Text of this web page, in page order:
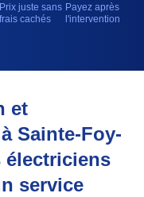
Prix juste sans
frais cachés
Payez après
l'intervention
et
Sainte-Foy-
électriciens
service